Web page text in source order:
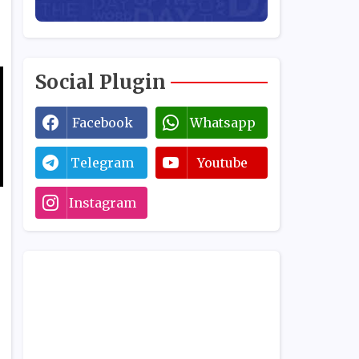
Social Plugin
Facebook Whatsapp
Telegram Youtube
Instagram